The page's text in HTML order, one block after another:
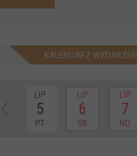
KALENDARZ WYDARZEŃ
LIP
5
PT
LIP
6
SB
LIP
7
ND